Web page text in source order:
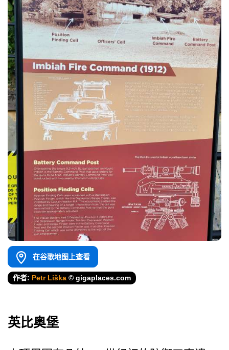
在谷歌地图上查看
作者: Petr Liška © gigaplaces.com
英比奥堡